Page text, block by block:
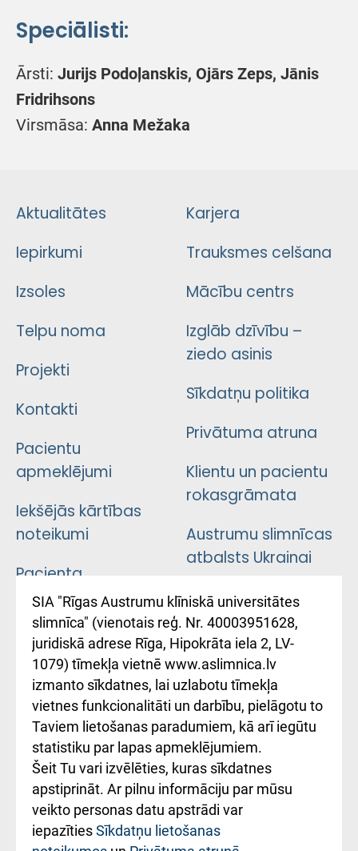
Speciālisti:
Ārsti: Jurijs Podoļanskis, Ojārs Zeps, Jānis
Fridrihsons
Virsmāsa: Anna Mežaka
Aktualitātes
Iepirkumi
Izsoles
Telpu noma
Projekti
Kontakti
Pacientu
apmeklējumi
Iekšējās kārtības
noteikumi
Pacienta
atsauksmju/sūdzību
iesniegšanas
kārtība
Kā pie mums nokļūt
Rēķinu apmaksas
ceļvedis
Rekvizīti un
ārstniecības
iestādes kods
Karjera
Trauksmes celšana
Mācību centrs
Izglāb dzīvību –
ziedo asinis
Sīkdatņu politika
Privātuma atruna
Klientu un pacientu
rokasgrāmata
Austrumu slimnīcas
atbalsts Ukrainai
Підтримка Східної
лікарні та співпраця з
Україною
SIA "Rīgas Austrumu klīniskā universitātes
slimnīca" (vienotais reģ. Nr. 40003951628,
juridiskā adrese Rīga, Hipokrāta iela 2, LV-
1079) tīmekļa vietnē www.aslimnica.lv
izmanto sīkdatnes, lai uzlabotu tīmekļa
vietnes funkcionalitāti un darbību, pielāgotu to
Taviem lietošanas paradumiem, kā arī iegūtu
statistiku par lapas apmeklējumiem.
Šeit Tu vari izvēlēties, kuras sīkdatnes
apstiprināt. Ar pilnu informāciju par mūsu
veikto personas datu apstrādi var
iepazītiesSīkdatņu lietošanas